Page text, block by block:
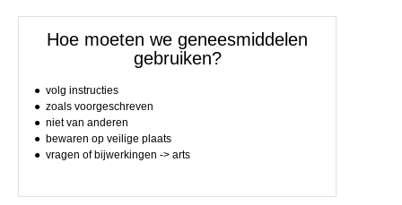
Hoe moeten we geneesmiddelen
gebruiken?
volg instructies
zoals voorgeschreven
niet van anderen
bewaren op veilige plaats
vragen of bijwerkingen -> arts